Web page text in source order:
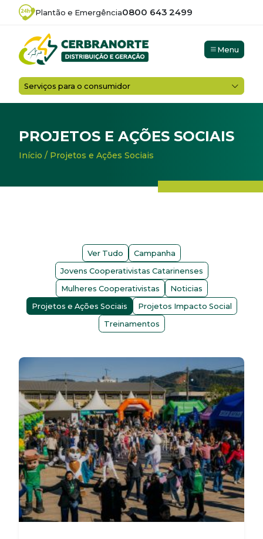
Plantão e Emergência0800 643 2499
Menu
Serviços para o consumidor
PROJETOS E AÇÕES SOCIAIS
Início / Projetos e Ações Sociais
Ver Tudo
Campanha
Jovens Cooperativistas Catarinenses
Mulheres Cooperativistas
Noticias
Projetos e Ações Sociais
Projetos Impacto Social
Treinamentos